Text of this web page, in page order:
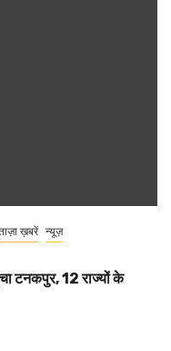
ख़बरें न्यूज़
टनकपुर, 12 राज्यों के